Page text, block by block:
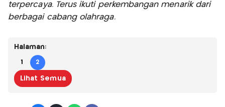
terpercaya. Terus ikuti perkembangan menarik dari
berbagai cabang olahraga.
Halaman:
1 2
Lihat Semua